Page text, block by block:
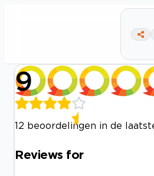
9
12 beoordelingen in de
Reviews for